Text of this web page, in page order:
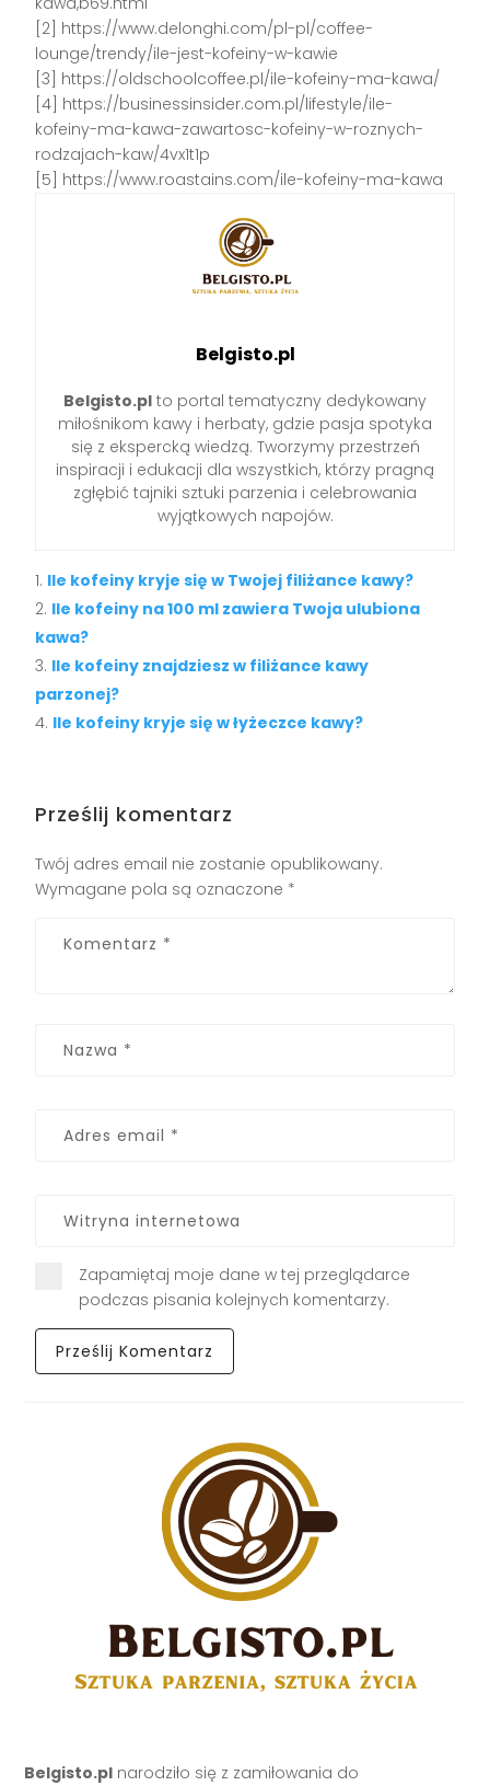
[2] https://www.delonghi.com/pl-pl/coffee-
lounge/trendy/ile-jest-kofeiny-w-kawie
[3] https://oldschoolcoffee.pl/ile-kofeiny-ma-kawa/
[4] https://businessinsider.com.pl/lifestyle/ile-
kofeiny-ma-kawa-zawartosc-kofeiny-w-roznych-
rodzajach-kaw/4vx1t1p
[5] https://www.roastains.com/ile-kofeiny-ma-kawa
Belgisto.pl
Belgisto.pl to portal tematyczny dedykowany
miłośnikom kawy i herbaty, gdzie pasja spotyka
się z ekspercką wiedzą. Tworzymy przestrzeń
inspiracji i edukacji dla wszystkich, którzy pragną
zgłębić tajniki sztuki parzenia i celebrowania
wyjątkowych napojów.
Ile kofeiny kryje się w Twojej filiżance kawy?
Ile kofeiny na 100 ml zawiera Twoja ulubiona
kawa?
Ile kofeiny znajdziesz w filiżance kawy
parzonej?
Ile kofeiny kryje się w łyżeczce kawy?
Prześlij komentarz
Twój adres email nie zostanie opublikowany.
Wymagane pola są oznaczone *
Zapamiętaj moje dane w tej przeglądarce
podczas pisania kolejnych komentarzy.
Belgisto.pl narodziło się z zamiłowania do